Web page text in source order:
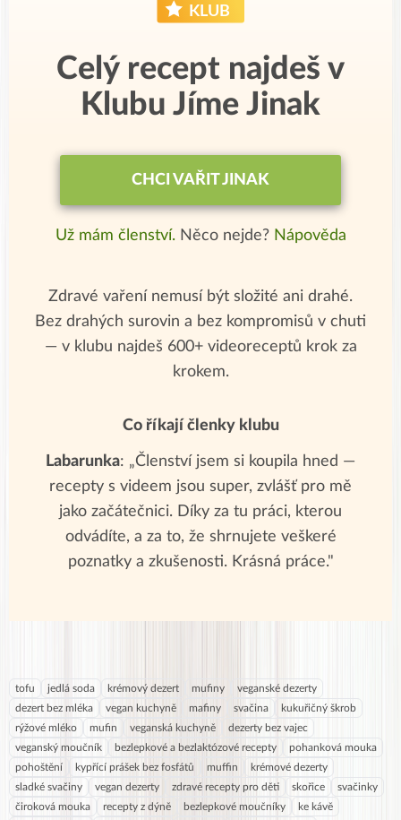
Celý recept najdeš v
Klubu Jíme Jinak
CHCI VAŘIT JINAK
Už mám členství. Něco nejde? Nápověda
Zdravé vaření nemusí být složité ani drahé.
Bez drahých surovin a bez kompromisů v chuti
— v klubu najdeš 600+ videoreceptů krok za
krokem.
Co říkají členky klubu
Labarunka: „Členství jsem si koupila hned —
recepty s videem jsou super, zvlášť pro mě
jako začátečnici. Díky za tu práci, kterou
odvádíte, a za to, že shrnujete veškeré
poznatky a zkušenosti. Krásná práce."
tofu jedlá soda krémový dezert mufiny
veganské dezerty
dezert bez mléka
vegan kuchyně mafiny svačina
kukuřičný škrob
rýžové mléko
mufin veganská kuchyně
dezerty bez vajec
veganský moučník
bezlepkové a bezlaktózové recepty
pohanková mouka
pohoštění
kypřící prášek bez fosfátů muffin
krémové dezerty
sladké svačiny
vegan dezerty zdravé recepty pro děti skořice
svačinky
čiroková mouka
recepty z dýně bezlepkové moučníky
ke kávě